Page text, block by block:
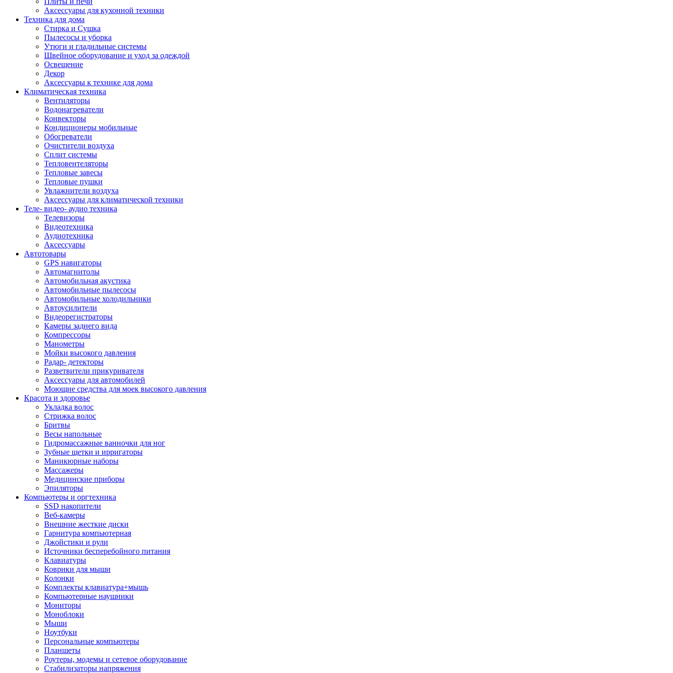
Аксессуары для кухонной техники
Техника для дома
Стирка и Сушка
Пылесосы и уборка
Утюги и гладильные системы
Швейное оборудование и уход за одеждой
Освещение
Декор
Аксессуары к технике для дома
Климатическая техника
Вентиляторы
Водонагреватели
Конвекторы
Кондиционеры мобильные
Обогреватели
Очистители воздуха
Сплит системы
Тепловентеляторы
Тепловые завесы
Тепловые пушки
Увлажнители воздуха
Аксессуары для климатической техники
Теле- видео- аудио техника
Телевизоры
Видеотехника
Аудиотехника
Аксессуары
Автотовары
GPS навигаторы
Автомагнитолы
Автомобильная акустика
Автомобильные пылесосы
Автомобильные холодильники
Автоусилители
Видеорегистраторы
Камеры заднего вида
Компрессоры
Манометры
Мойки высокого давления
Радар- детекторы
Разветвители прикуривателя
Аксессуары для автомобилей
Моющие средства для моек высокого давления
Красота и здоровье
Укладка волос
Стрижка волос
Бритвы
Весы напольные
Гидромассажные ванночки для ног
Зубные щетки и ирригаторы
Маникюрные наборы
Массажеры
Медицинские приборы
Эпиляторы
Компьютеры и оргтехника
SSD накопители
Веб-камеры
Внешние жесткие диски
Гарнитура компьютерная
Джойстики и рули
Источники бесперебойного питания
Клавиатуры
Коврики для мыши
Колонки
Комплекты клавиатура+мышь
Компьютерные наушники
Мониторы
Моноблоки
Мыши
Ноутбуки
Персональные компьютеры
Планшеты
Роутеры, модемы и сетевое оборудование
Стабилизаторы напряжения